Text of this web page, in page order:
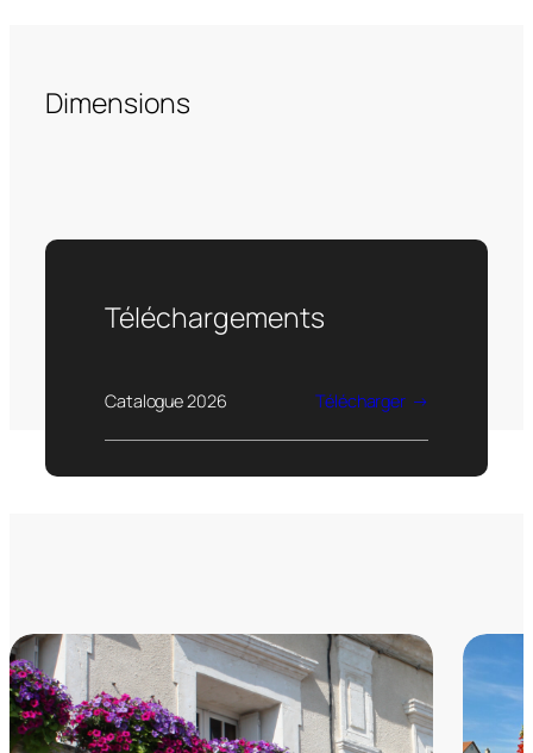
Dimensions
Téléchargements
Catalogue 2026 Télécharger